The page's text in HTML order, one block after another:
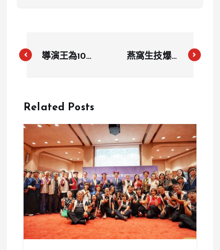
導演王為10年
遭法院打臉
共築愛巢」真
相
燕窩生技爆6
林熙娜升總監
成洗錢共犯？
Related Posts